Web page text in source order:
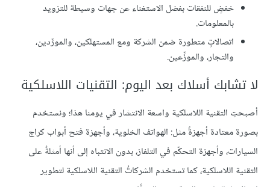
خفضٍ للنفقات بفضل الاستغناء عن جهات وسيطة للتزويد
بالمعلومات.
اتصالاتٍ متطورة ضمن الشركة ومع المستهلكين، والمورِّدين،
والتجار، والموزِّعين.
لا تشابك أسلاك بعد اليوم: التقنيات اللاسلكية
أصبحتِ التقنية اللاسلكية واسعة الانتشار في يومنا هذا؛ ونستخدم
بصورة معتادة أجهزةً مثل: الهواتف الخلوية، وأجهزة فتح أبواب كراج
السيارات، وأجهزة التحكّم في التلفاز، بدون الانتباه إلى أنها أمثلةٌ على
التقنية اللاسلكية، كما تستخدم الشركاتُ التقنية اللاسلكية لتطوير